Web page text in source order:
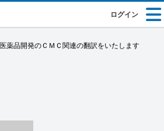
ログイン
医薬品開発のＣＭＣ関連の翻訳をいたします